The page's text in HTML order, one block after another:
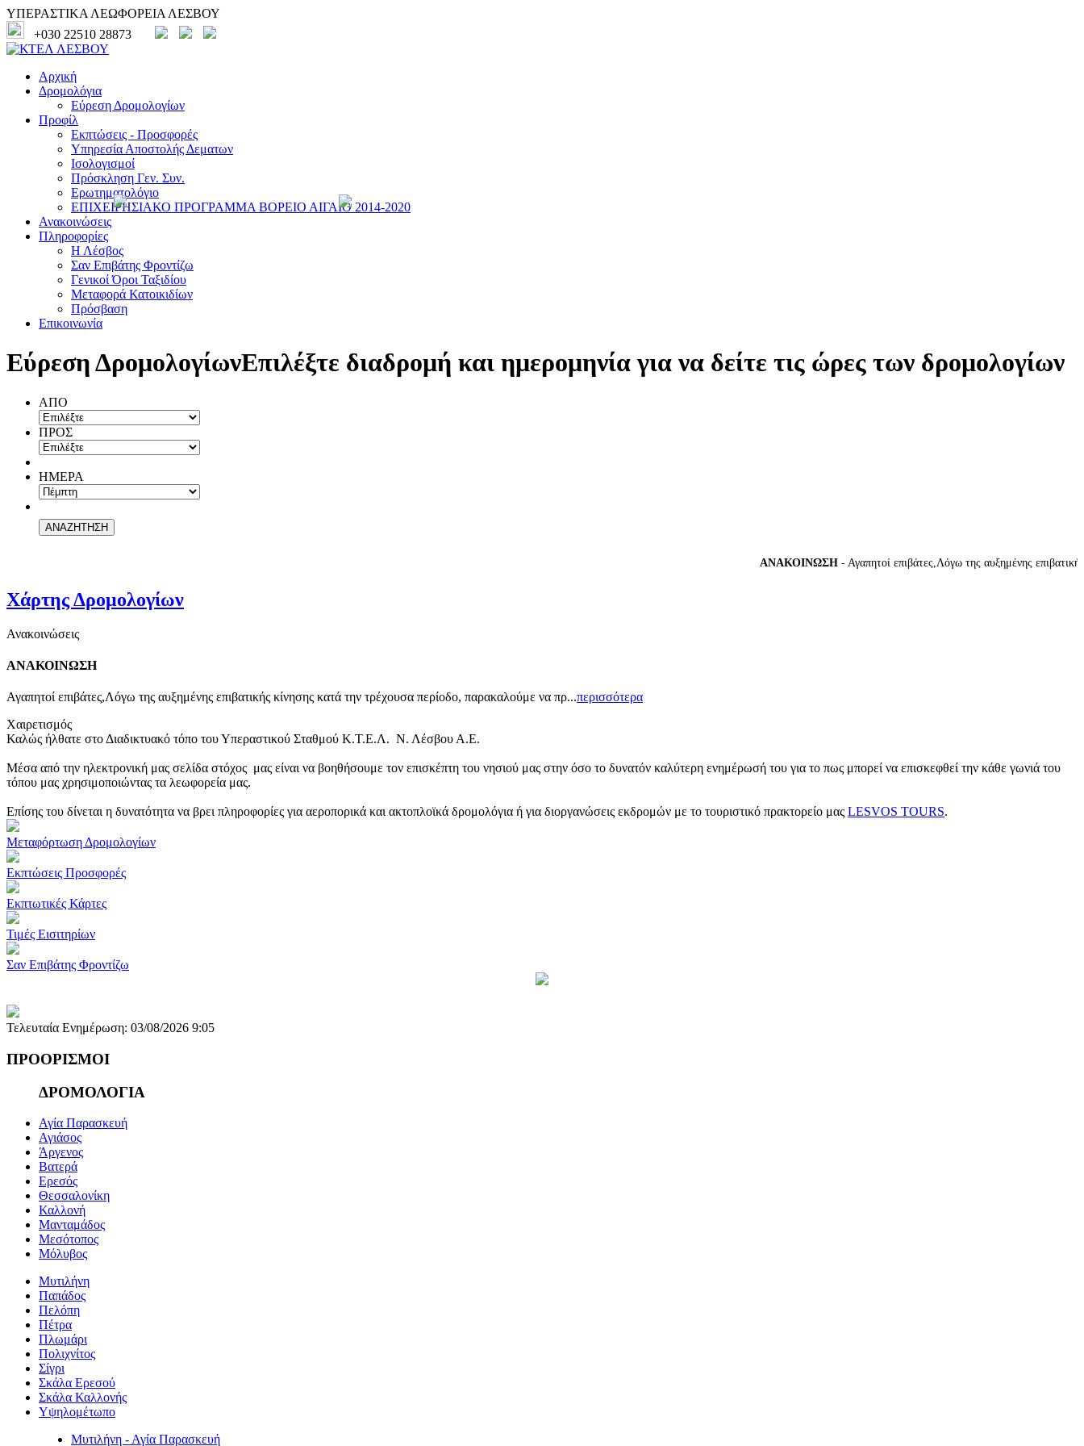
ΥΠΕΡΑΣΤΙΚΑ ΛΕΩΦΟΡΕΙΑ ΛΕΣΒΟΥ
+030 22510 28873
Αρχική
Δρομολόγια
Εύρεση Δρομολογίων
Προφίλ
Εκπτώσεις - Προσφορές
Υπηρεσία Αποστολής Δεματων
Ισολογισμοί
Πρόσκληση Γεν. Συν.
Ερωτηματολόγιο
ΕΠΙΧΕΙΡΗΣΙΑΚΟ ΠΡΟΓΡΑΜΜΑ ΒΟΡΕΙΟ ΑΙΓΑΙΟ 2014-2020
Ανακοινώσεις
Πληροφορίες
Η Λέσβος
Σαν Επιβάτης Φροντίζω
Γενικοί Όροι Ταξιδίου
Μεταφορά Κατοικιδίων
Πρόσβαση
Επικοινωνία
Εύρεση ΔρομολογίωνΕπιλέξτε διαδρομή και ημερομηνία για να δείτε τις ώρες των δρομολογίων
ΑΠΟ
ΠΡΟΣ
ΗΜΕΡΑ
ΑΝΑΚΟΙΝΩΣΗ- Αγαπητοί επιβάτες,Λόγω της αυξημένης επιβατικής
Χάρτης Δρομολογίων
Ανακοινώσεις
ΑΝΑΚΟΙΝΩΣΗ
Αγαπητοί επιβάτες,Λόγω της αυξημένης επιβατικής κίνησης κατά την τρέχουσα περίοδο, παρακαλούμε να πρ...περισσότερα
Χαιρετισμός
Καλώς ήλθατε στο Διαδικτυακό τόπο του Υπεραστικού Σταθμού Κ.Τ.Ε.Λ. Ν. Λέσβου Α.Ε.
Μέσα από την ηλεκτρονική μας σελίδα στόχος μας είναι να βοηθήσουμε τον επισκέπτη του νησιού μας στην όσο το δυνατόν καλύτερη ενημέρωσή του για το πως μπορεί να επισκεφθεί την κάθε γωνιά του
τόπου μας χρησιμοποιώντας τα λεωφορεία μας.
Επίσης του δίνεται η δυνατότητα να βρει πληροφορίες για αεροπορικά και ακτοπλοϊκά δρομολόγια ή για διοργανώσεις εκδρομών με το τουριστικό πρακτορείο μας LESVOS TOURS.
Μεταφόρτωση Δρομολογίων
Εκπτώσεις Προσφορές
Εκπτωτικές Κάρτες
Τιμές Εισιτηρίων
Σαν Επιβάτης Φροντίζω
Τελευταία Ενημέρωση: 03/08/2026 9:05
ΠΡΟΟΡΙΣΜΟΙ
ΔΡΟΜΟΛΟΓΙΑ
Αγία Παρασκευή
Αγιάσος
Άργενος
Βατερά
Ερεσός
Θεσσαλονίκη
Καλλονή
Μανταμάδος
Μεσότοπος
Μόλυβος
Μυτιλήνη
Παπάδος
Πελόπη
Πέτρα
Πλωμάρι
Πολιχνίτος
Σίγρι
Σκάλα Ερεσού
Σκάλα Καλλονής
Υψηλομέτωπο
Μυτιλήνη - Αγία Παρασκευή